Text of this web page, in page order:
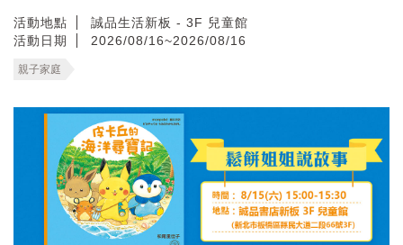
活動地點
誠品生活新板 - 3F 兒童館
活動日期
2026/08/16~2026/08/16
親子家庭